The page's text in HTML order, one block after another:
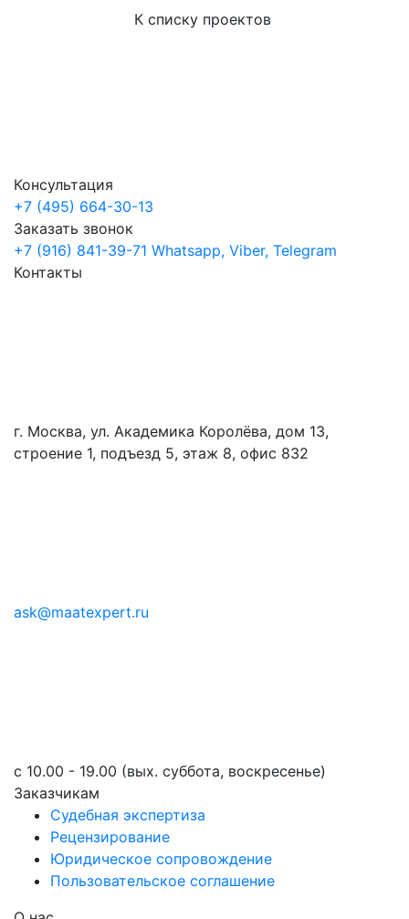
К списку проектов
Консультация
+7 (495) 664-30-13
Заказать звонок
+7 (916) 841-39-71 Whatsapp, Viber, Telegram
Контакты
г. Москва, ул. Академика Королёва, дом 13,
строение 1, подъезд 5, этаж 8, офис 832
ask@maatexpert.ru
c 10.00 - 19.00 (вых. суббота, воскресенье)
Заказчикам
Судебная экспертиза
Рецензирование
Юридическое сопровождение
Пользовательское соглашение